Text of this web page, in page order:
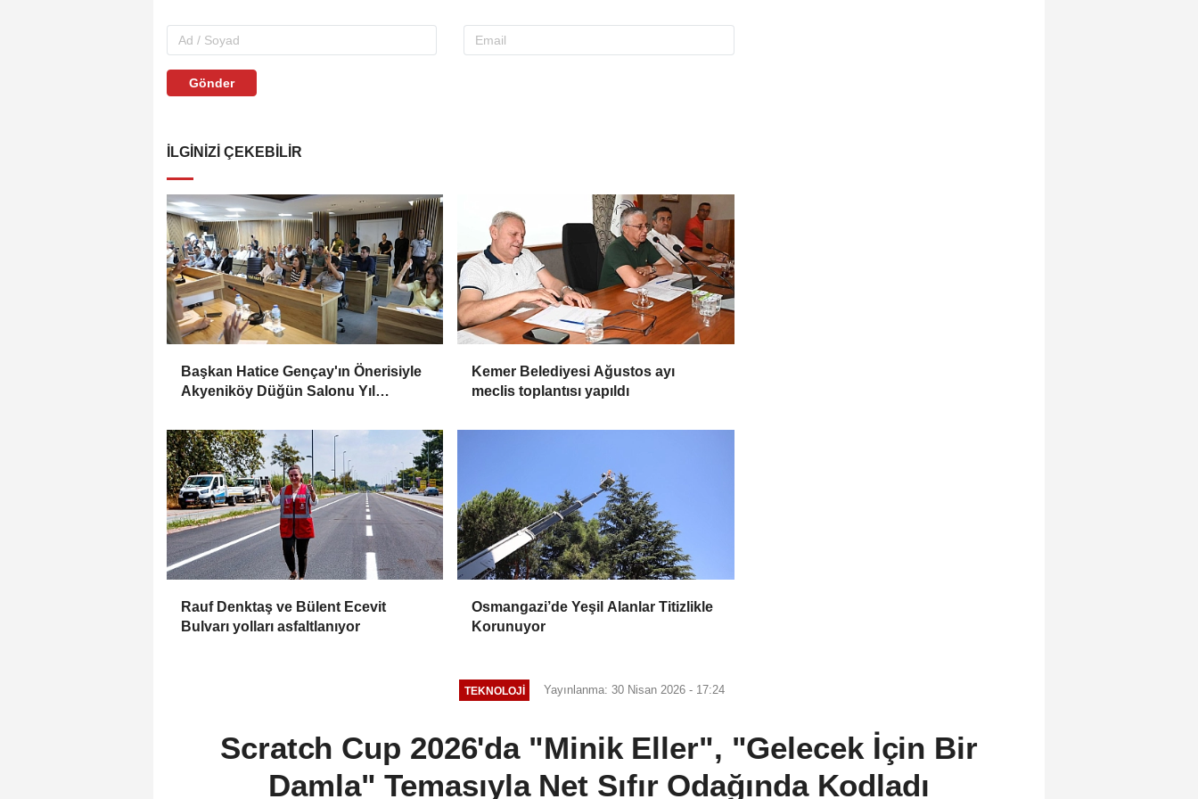
Gönder
İLGINIZI ÇEKEBILIR
Başkan Hatice Gençay'ın Önerisiyle
Akyeniköy Düğün Salonu Yıl
Kemer Belediyesi Ağustos ayı
meclis toplantısı yapıldı
Rauf Denktaş ve Bülent Ecevit
Bulvarı yolları asfaltlanıyor
Osmangazi’de Yeşil Alanlar Titizlikle
Korunuyor
TEKNOLOJİ Yayınlanma: 30 Nisan 2026 - 17:24
Scratch Cup 2026'da "Minik Eller", "Gelecek İçin Bir
Damla" Temasıyla Net Sıfır Odağında Kodladı